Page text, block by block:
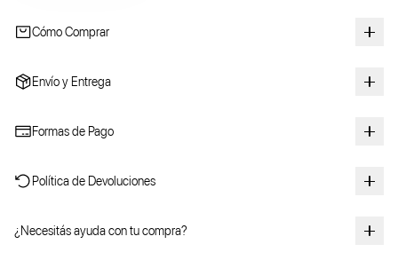
Cómo Comprar
Envío y Entrega
Formas de Pago
Política de Devoluciones
¿Necesitás ayuda con tu compra?